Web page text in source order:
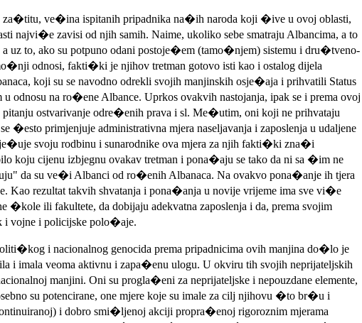
za�titu, ve�ina ispitanih pripadnika na�ih naroda koji �ive u ovoj oblasti,
najvi�e zavisi od njih samih. Naime, ukoliko sebe smatraju Albancima, a to
uz to, ako su potpuno odani postoje�em (tamo�njem) sistemu i dru�tveno-
odnosi, fakti�ki je njihov tretman gotovo isti kao i ostalog dijela
koji su se navodno odrekli svojih manjinskih osje�aja i prihvatili Status
odnosu na ro�ene Albance. Uprkos ovakvih nastojanja, ipak se i prema ovoj
ostvarivanje odre�enih prava i sl. Me�utim, oni koji ne prihvataju
�esto primjenjuje administrativna mjera naseljavanja i zaposlenja u udaljene
svoju rodbinu i sunarodnike ova mjera za njih fakti�ki zna�i
koju cijenu izbjegnu ovakav tretman i pona�aju se tako da ni sa �im ne
da su ve�i Albanci od ro�enih Albanaca. Na ovakvo pona�anje ih tjera
rezultat takvih shvatanja i pona�anja u novije vrijeme ima sve vi�e
ili fakultete, da dobijaju adekvatna zaposlenja i da, prema svojim
vojne i policijske polo�aje.
i nacionalnog genocida prema pripadnicima ovih manjina do�lo je
i imala veoma aktivnu i zapa�enu ulogu. U okviru tih svojih neprijateljskih
manjini. Oni su progla�eni za neprijateljske i nepouzdane elemente,
su potencirane, one mjere koje su imale za cilj njihovu �to br�u i
i dobro smi�ljenoj akciji propra�enoj rigoroznim mjerama